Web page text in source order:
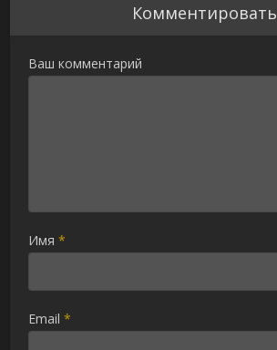
Комментировать
Ваш комментарий
Имя*
Email*